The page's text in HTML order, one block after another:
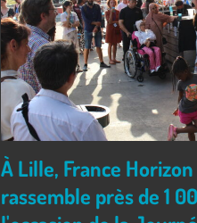
À Lille, France
rassemble près de 1